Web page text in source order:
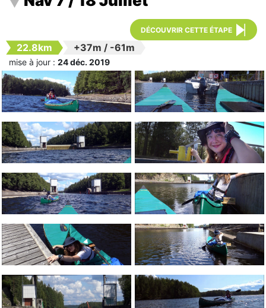
DÉCOUVRIR CETTE ÉTAPE
22.8km +37m / -61m
mise à jour : 24 déc. 2019